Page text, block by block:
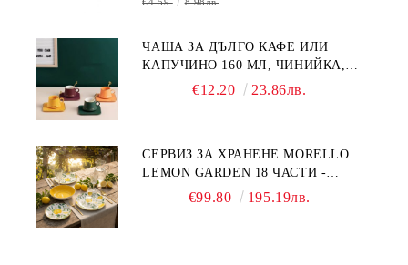
ЧАША ЗА ДЪЛГО КАФЕ ИЛИ
КАПУЧИНО 160 МЛ, ЧИНИЙКА,
ЛЪЖИЧКА GREEN, ORANGE LOVE
€12.20 23.86лв.
СЕРВИЗ ЗА ХРАНЕНЕ MORELLO
LEMON GARDEN 18 ЧАСТИ -
ПОРЦЕЛАН€99.80 195.19лв.